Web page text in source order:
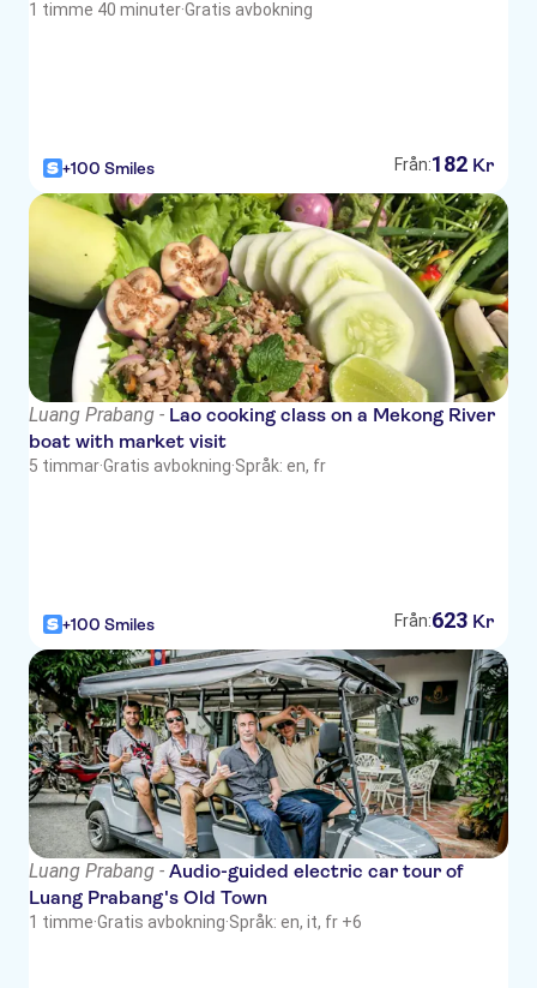
1 timme 40 minuter·Gratis avbokning
+100 Smiles Från:182 Kr
Luang Prabang - Lao cooking class on a Mekong River
boat with market visit
5 timmar·Gratis avbokning·Språk: en, fr
+100 Smiles Från:623 Kr
Luang Prabang - Audio-guided electric car tour of
Luang Prabang's Old Town
1 timme·Gratis avbokning·Språk: en, it, fr +6